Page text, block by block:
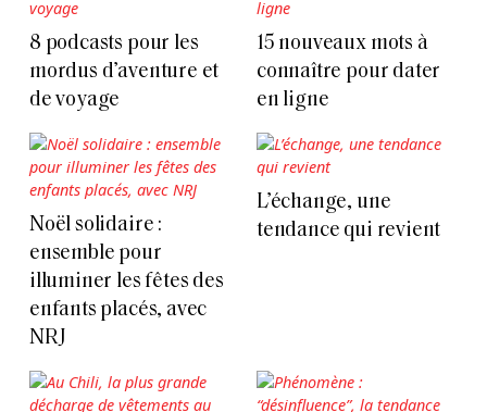
8 podcasts pour les
mordus d’aventure et
de voyage
15 nouveaux mots à
connaître pour dater
en ligne
Noël solidaire :
ensemble pour
illuminer les fêtes des
enfants placés, avec
NRJ
L’échange, une
tendance qui revient